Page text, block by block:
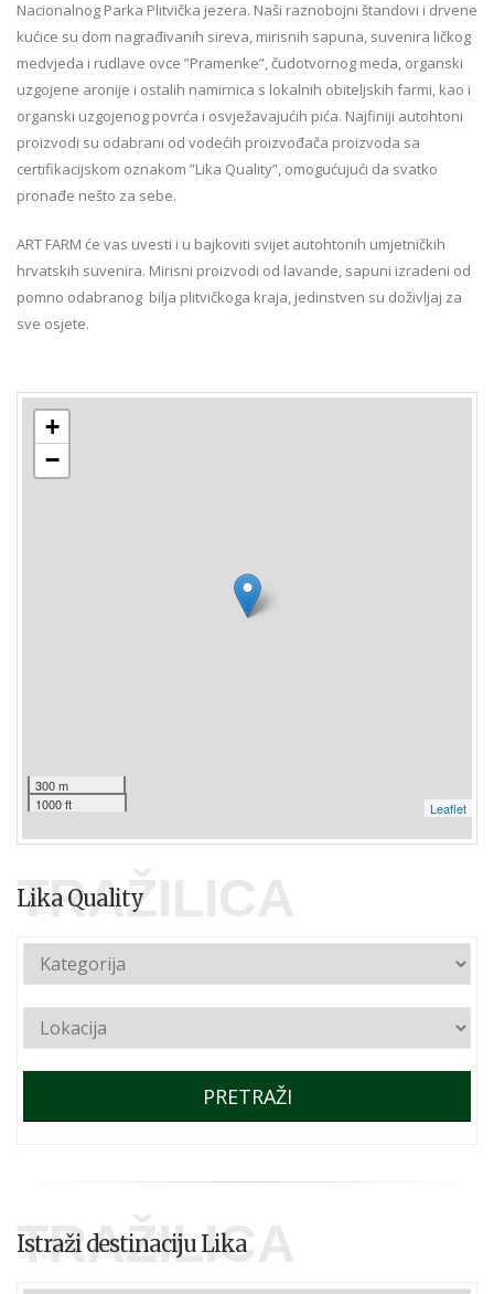
Nacionalnog Parka Plitvička jezera. Naši raznobojni štandovi i drvene
kućice su dom nagrađivanih sireva, mirisnih sapuna, suvenira ličkog
medvjeda i rudlave ovce ”Pramenke”, čudotvornog meda, organski
uzgojene aronije i ostalih namirnica s lokalnih obiteljskih farmi, kao i
organski uzgojenog povrća i osvježavajućih pića. Najfiniji autohtoni
proizvodi su odabrani od vodećih proizvođača proizvoda sa
certifikacijskom oznakom ”Lika Quality”, omogućujući da svatko
pronađe nešto za sebe.
ART FARM će vas uvesti i u bajkoviti svijet autohtonih umjetničkih
hrvatskih suvenira. Mirisni proizvodi od lavande, sapuni izradeni od
pomno odabranog bilja plitvičkoga kraja, jedinstven su doživljaj za
sve osjete.
+
−
300 m
1000 ft
Leaflet
TRAŽILICA
Lika Quality
PRETRAŽI
TRAŽILICA
Istraži destinaciju Lika